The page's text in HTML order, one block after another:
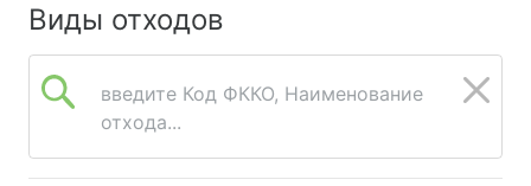
Виды отходов
введите Код ФККО, Наименование
отхода...